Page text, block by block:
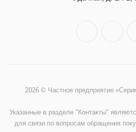
2026 © Частное предприятие
Указанные в разделе "Контакты"
для связи по вопросам обращения